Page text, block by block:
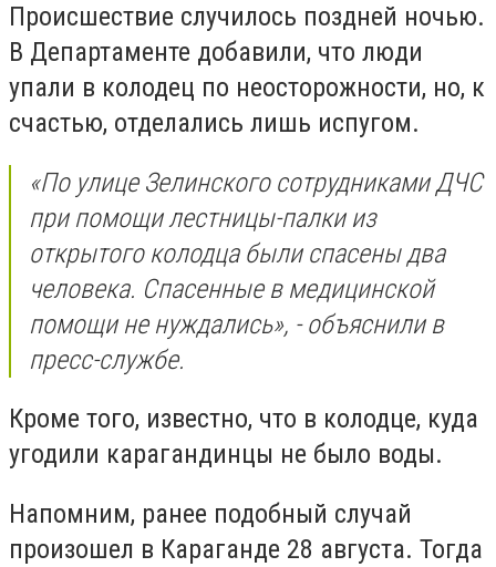
Происшествие случилось поздней ночью.
В Департаменте добавили, что люди
упали в колодец по неосторожности, но, к
счастью, отделались лишь испугом.
«По улице Зелинского сотрудниками ДЧС
при помощи лестницы-палки из
открытого колодца были спасены два
человека. Спасенные в медицинской
помощи не нуждались», - объяснили в
пресс-службе.
Кроме того, известно, что в колодце, куда
угодили карагандинцы не было воды.
Напомним, ранее подобный случай
произошел в Караганде 28 августа. Тогда